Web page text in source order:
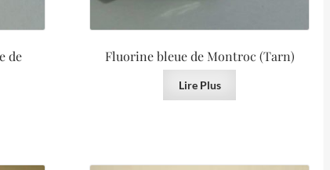
de
Fluorine bleue de Montroc (Tarn)
Lire Plus